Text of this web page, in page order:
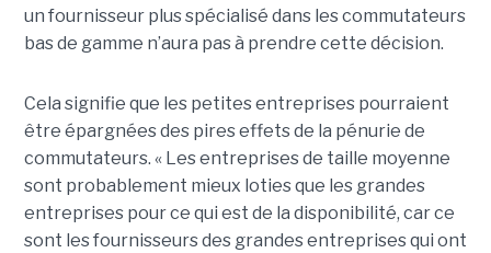
un fournisseur plus spécialisé dans les commutateurs
bas de gamme n’aura pas à prendre cette décision.
Cela signifie que les petites entreprises pourraient
être épargnées des pires effets de la pénurie de
commutateurs. « Les entreprises de taille moyenne
sont probablement mieux loties que les grandes
entreprises pour ce qui est de la disponibilité, car ce
sont les fournisseurs des grandes entreprises qui ont